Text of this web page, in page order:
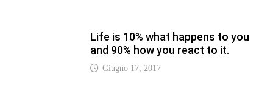
Giugno 17, 2017